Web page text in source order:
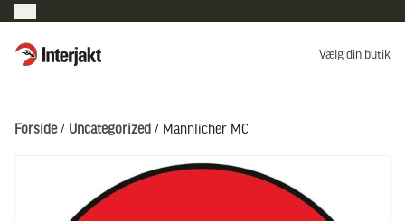
Interjakt DK Vælg din butik
Forside/ Uncategorized / Mannlicher MC